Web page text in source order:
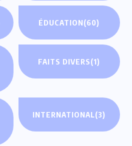
ÉDUCATION(60)
FAITS DIVERS(1)
INTERNATIONAL(3)